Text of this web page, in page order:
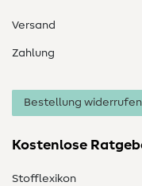
Versand
Zahlung
Bestellung widerrufen
Kostenlose
Stofflexikon